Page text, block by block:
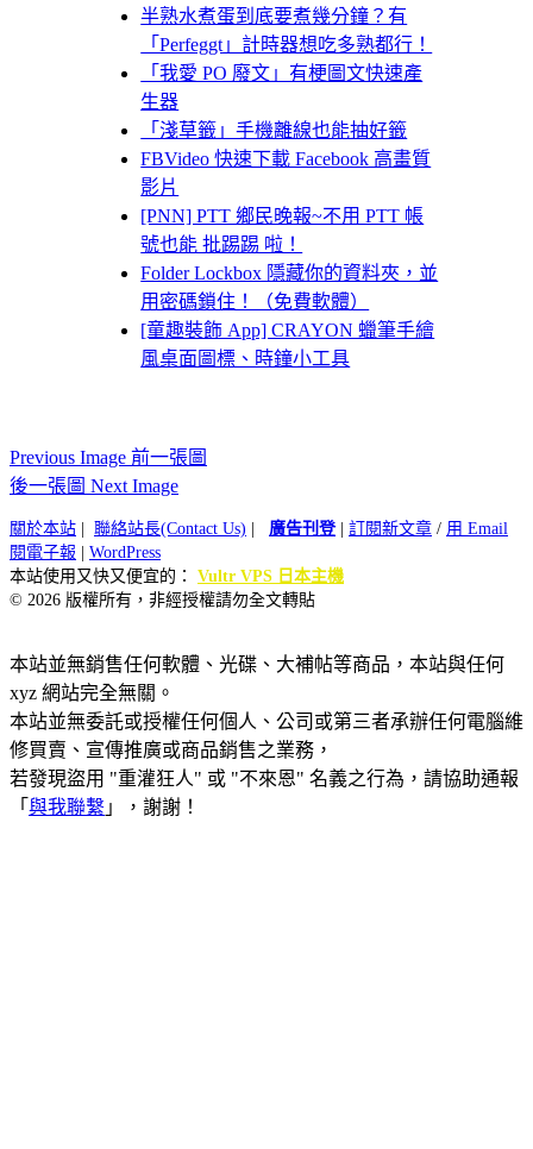
半熟水煮蛋到底要煮幾分鐘？有
「Perfeggt」計時器想吃多熟都行！
「我愛 PO 廢文」有梗圖文快速產
生器
「淺草籤」手機離線也能抽好籤
FBVideo 快速下載 Facebook 高畫質
影片
[PNN] PTT 鄉民晚報~不用 PTT 帳
號也能 批踢踢 啦！
Folder Lockbox 隱藏你的資料夾，並
用密碼鎖住！（免費軟體）
[童趣裝飾 App] CRAYON 蠟筆手繪
風桌面圖標、時鐘小工具
Previous Image 前一張圖
後一張圖 Next Image
關於本站 聯絡站長(Contact Us) 廣告刊登| 訂閱新文章 / 用 Email
閱電子報
WordPress
本站使用又快又便宜的： Vultr VPS 日本主機
© 2026 版權所有，非經授權請勿全文轉貼
本站並無銷售任何軟體、光碟、大補帖等商品，本站與任何
xyz 網站完全無關。
本站並無委託或授權任何個人、公司或第三者承辦任何電腦維
修買賣、宣傳推廣或商品銷售之業務，
若發現盜用 "重灌狂人" 或 "不來恩" 名義之行為，請協助通報
「 與我聯繫 」，謝謝！